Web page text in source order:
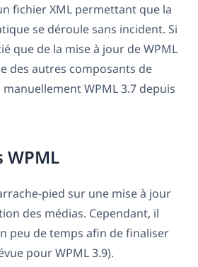
fichier XML permettant que la
se déroule sans incident. Si
que de la mise à jour de WPML
des autres composants de
WPML 3.7 depuis
pied sur une mise à jour
des médias. Cependant, il
peu de temps afin de finaliser
pour WPML 3.9).